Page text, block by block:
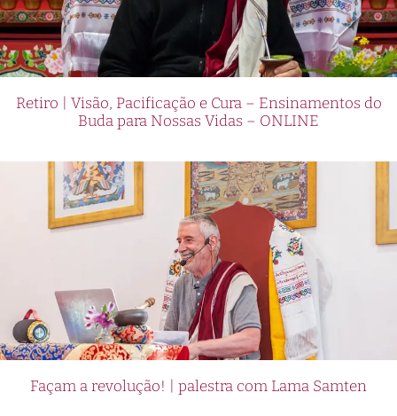
Retiro | Visão, Pacificação e Cura – Ensinamentos do
Buda para Nossas Vidas – ONLINE
Façam a revolução! | palestra com Lama Samten